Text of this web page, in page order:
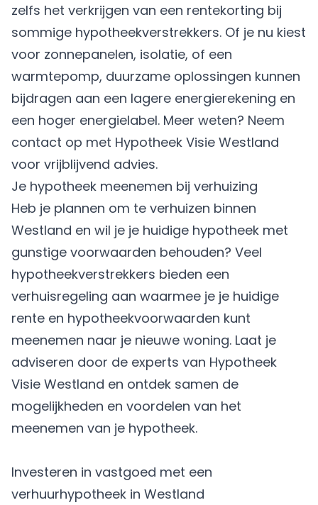
zelfs het verkrijgen van een rentekorting bij
sommige hypotheekverstrekkers. Of je nu kiest
voor zonnepanelen, isolatie, of een
warmtepomp, duurzame oplossingen kunnen
bijdragen aan een lagere energierekening en
een hoger energielabel. Meer weten? Neem
contact op met Hypotheek Visie Westland
voor vrijblijvend advies.
Je hypotheek meenemen bij verhuizing
Heb je plannen om te verhuizen binnen
Westland en wil je je huidige hypotheek met
gunstige voorwaarden behouden? Veel
hypotheekverstrekkers bieden een
verhuisregeling aan waarmee je je huidige
rente en hypotheekvoorwaarden kunt
meenemen naar je nieuwe woning. Laat je
adviseren door de experts van Hypotheek
Visie Westland en ontdek samen de
mogelijkheden en voordelen van het
meenemen van je hypotheek.
Investeren in vastgoed met een
verhuurhypotheek in Westland